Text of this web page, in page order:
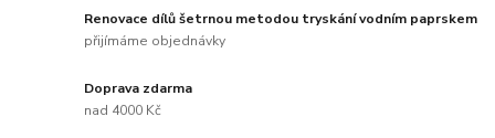
Renovace dílů šetrnou metodou tryskání vodním paprskem
přijímáme objednávky
Doprava zdarma
nad 4000 Kč